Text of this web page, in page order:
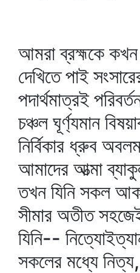
আমরা ব্রহ্মকে
দেখিতে পাই
পদার্থমাত্রই
চঞ্চল ঘূর্ণ্যমান
নির্বিকার ধ্রুব
আমাদের আত্মা
তখন যিনি সকল
সীমার অতীত
যিনি--
সকলের মধ্যে নিত্য,